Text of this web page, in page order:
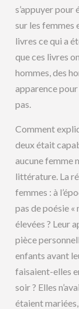
s’appuyer
sur les femmes
livres ce qui a
que ces livres
hommes, des
apparence pour
pas.
Comment
deux était
aucune femme
littérature. La
femmes : à
pas de poésie
élevées ? Leur
pièce
enfants avant
faisaient-elles
soir ? Elles
étaient